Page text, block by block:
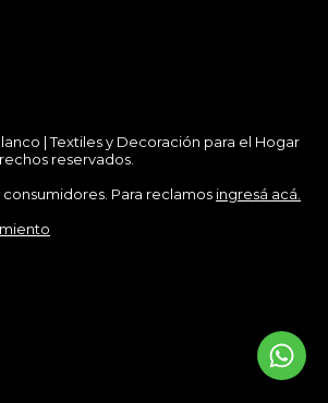
| Textiles y Decoración para el Hogar
reservados.
consumidores. Para reclamos ingresá acá.